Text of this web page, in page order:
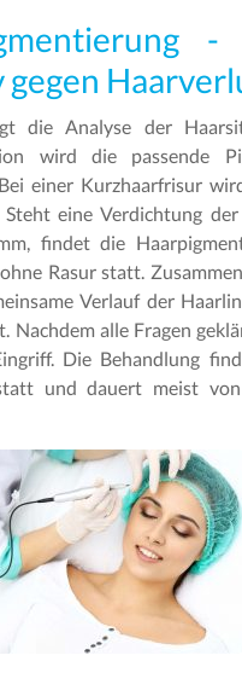
die Analyse der
wird die passende
einer Kurzhaarfrisur
eine Verdichtung
findet die
Rasur statt.
Verlauf der
Nachdem alle Fragen
Die Behandlung
und dauert meist